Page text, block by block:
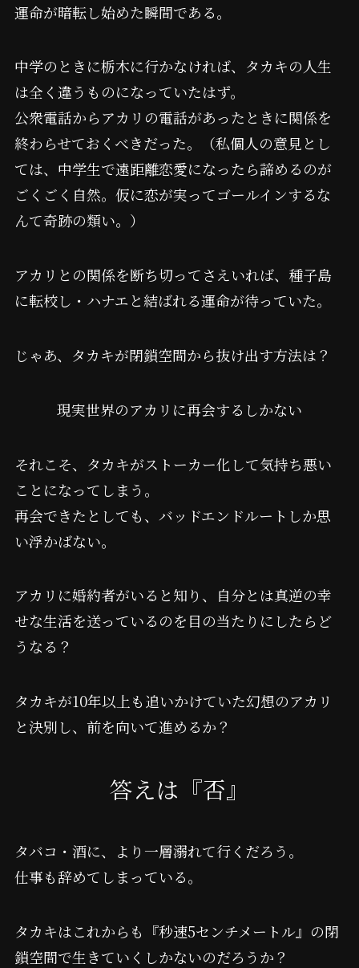
運命が暗転し始めた瞬間である。
中学のときに栃木に行かなければ、タカキの人生
は全く違うものになっていたはず。
公衆電話からアカリの電話があったときに関係を
終わらせておくべきだった。（私個人の意見とし
ては、中学生で遠距離恋愛になったら諦めるのが
ごくごく自然。仮に恋が実ってゴールインするな
んて奇跡の類い。）
アカリとの関係を断ち切ってさえいれば、種子島
に転校し・ハナエと結ばれる運命が待っていた。
じゃあ、タカキが閉鎖空間から抜け出す方法は？
現実世界のアカリに再会するしかない
それこそ、タカキがストーカー化して気持ち悪い
ことになってしまう。
再会できたとしても、バッドエンドルートしか思
い浮かばない。
アカリに婚約者がいると知り、自分とは真逆の幸
せな生活を送っているのを目の当たりにしたらど
うなる？
タカキが10年以上も追いかけていた幻想のアカリ
と決別し、前を向いて進めるか？
答えは『否』
タバコ・酒に、より一層溺れて行くだろう。
仕事も辞めてしまっている。
タカキはこれからも『秒速5センチメートル』の閉
鎖空間で生きていくしかないのだろうか？